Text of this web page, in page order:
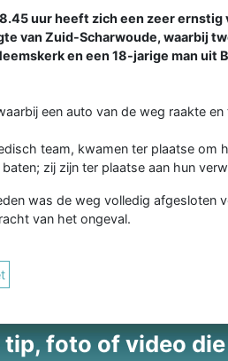
uur heeft zich een zeer
van Zuid-Scharwoude, waarbij
en een 18-jarige man uit
een auto van de weg raakte
team, kwamen ter plaatse om
zij zijn ter plaatse aan hun
was de weg volledig afgesloten
van het ongeval.
tip, foto of video